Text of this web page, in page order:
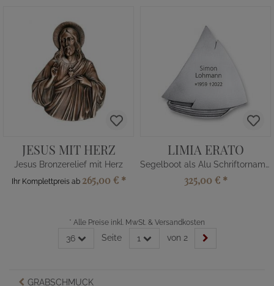
JESUS MIT HERZ
Jesus Bronzerelief mit Herz
Ihr Komplettpreis ab 265,00 € *
LIMIA ERATO
Segelboot als Alu Schriftornament
325,00 € *
* Alle Preise inkl. MwSt. & Versandkosten
36 Seite 1 von 2
GRABSCHMUCK